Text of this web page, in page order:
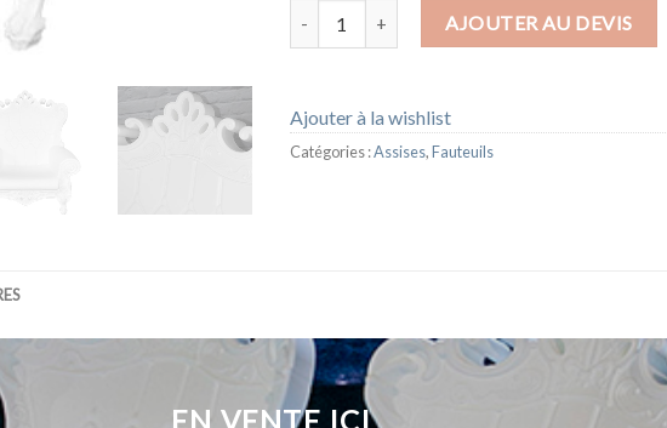
quantité de FAUTEUIL QUEEN OF LOVE
AJOUTER AU DEVIS
Ajouter à la wishlist
Catégories :Assises,Fauteuils